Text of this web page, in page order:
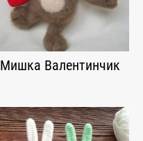
Мишка Валентинчик